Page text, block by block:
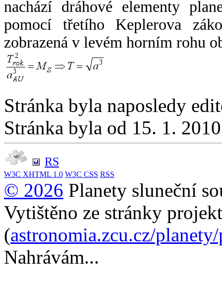
nachází dráhové elementy
pomocí třetího Keplerova
zobrazená v levém horním rohu
Stránka byla naposledy
Stránka byla od 15. 1.
RS
W3C XHTML 1.0 W3C CSS RSS
© 2026 Planety sluneční
Vytištěno ze stránky
(astronomia.zcu.cz/
Nahrávám...